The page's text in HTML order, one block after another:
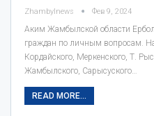
Zhambylnews Фев 9, 2024
Аким Жамбылской области
граждан по личным вопросам.
Кордайского, Меркенского, Т.
Жамбылского, Сарысуского…
READ MORE...